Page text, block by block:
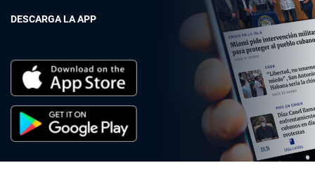
DESCARGA LA APP